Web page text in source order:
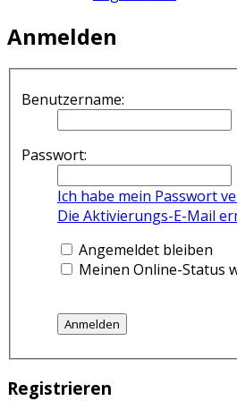
Anmelden
Benutzername:
Passwort:
Ich habe mein Passwort
Die Aktivierungs-E-Mail
Angemeldet bleiben
Meinen Online-Status
Registrieren